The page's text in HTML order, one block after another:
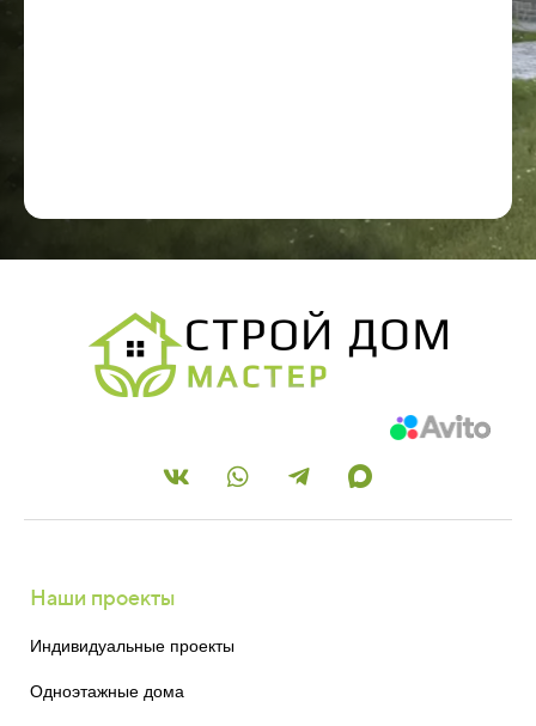
Наши проекты
Индивидуальные проекты
Одноэтажные дома